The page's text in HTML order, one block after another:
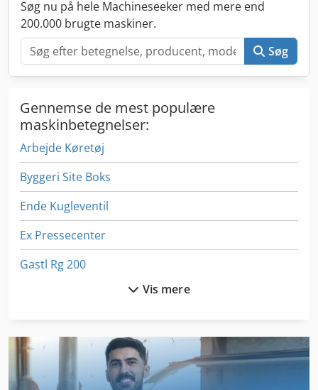
Søg nu på hele Machineseeker med mere end
200.000 brugte maskiner.
Søg
Gennemse de mest populære
maskinbetegnelser:
Arbejde Køretøj
Byggeri Site Boks
Ende Kugleventil
Ex Pressecenter
Gastl Rg 200
Håndtering Af
Idx 23
Vis mere